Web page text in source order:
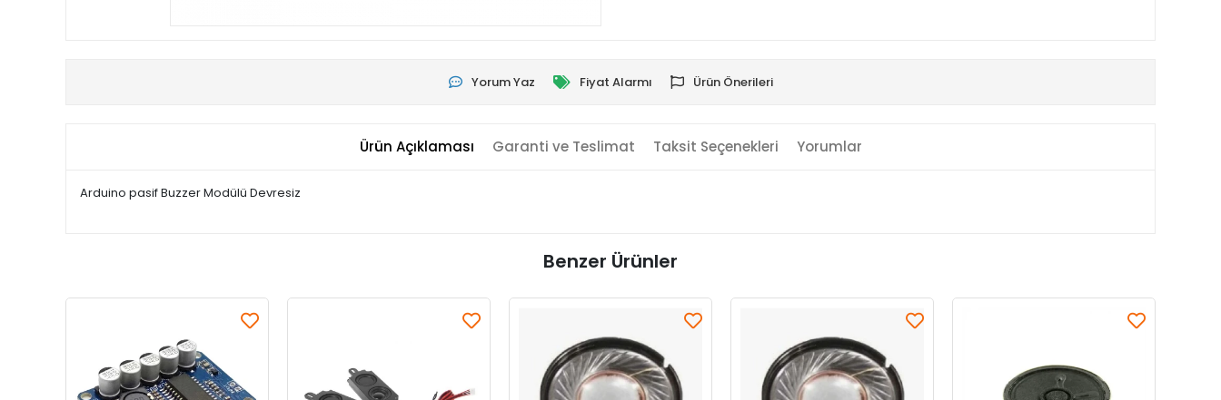
Yorum Yaz Fiyat Alarmı Ürün Önerileri
Ürün Açıklaması Garanti ve Teslimat Taksit Seçenekleri Yorumlar
Arduino pasif Buzzer Modülü Devresiz
Benzer Ürünler